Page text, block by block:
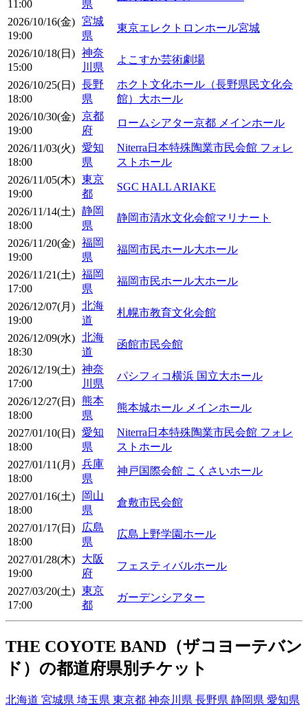
11:00 県
2026/10/16(金)
19:00
宮城
県
東京エレクトロンホール宮城
2026/10/18(日)
15:00
神奈
川県
よこすか芸術劇場
2026/10/25(日)
18:00
長野
県
ホクト文化ホール（長野県民文化会
館）大ホール
2026/10/30(金)
19:00
京都
府
ロームシアター京都 メインホール
2026/11/03(火)
18:00
愛知
県
Niterra日本特殊陶業市民会館 フォレ
ストホール
2026/11/05(木)
19:00
東京
都
SGC HALL ARIAKE
2026/11/14(土)
18:00
静岡
県
静岡市清水文化会館マリナート
2026/11/20(金)
19:00
福岡
県
福岡市民ホール大ホール
2026/11/21(土)
17:00
福岡
県
福岡市民ホール大ホール
2026/12/07(月)
19:00
北海
道
札幌市教育文化会館
2026/12/09(水)
18:30
北海
道
函館市民会館
2026/12/19(土)
17:00
神奈
川県
パシフィコ横浜 国立大ホール
2026/12/27(日)
18:00
熊本
県
熊本城ホール メインホール
2027/01/10(日)
18:00
愛知
県
Niterra日本特殊陶業市民会館 フォレ
ストホール
2027/01/11(月)
18:00
兵庫
県
神戸国際会館 こくさいホール
2027/01/16(土)
18:00
岡山
県
倉敷市民会館
2027/01/17(日)
18:00
広島
県
広島上野学園ホール
2027/01/28(木)
19:00
大阪
府
フェスティバルホール
2027/03/20(土)
17:00
東京
都
ガーデンシアター
THE COYOTE BAND（ザコヨーテバン
ド）の都道府県別チケット
北海道 宮城県 埼玉県 東京都 神奈川県 長野県 静岡県 愛知県